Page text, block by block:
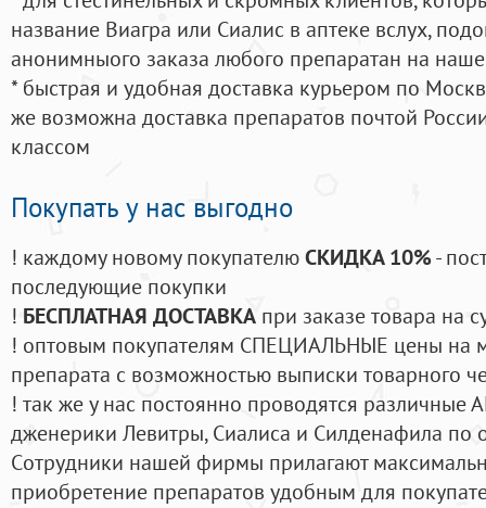
название Виагра или Сиалис в аптеке вслух,
анонимныого заказа любого препаратан на
* быстрая и удобная доставка курьером по
же возможна доставка препаратов почтой
классом
Покупать у нас выгодно
! каждому новому покупателюСКИДКА 10%-
последующие покупки
! БЕСПЛАТНАЯ ДОСТАВКА при заказе товара на
! оптовым покупателям СПЕЦИАЛЬНЫЕ цены на
препарата с возможностью выписки товарного
! так же у нас постоянно проводятся
дженерики Левитры, Сиалиса и Силденафила по
Cотрудники нашей фирмы прилагают
приобретение препаратов удобным для